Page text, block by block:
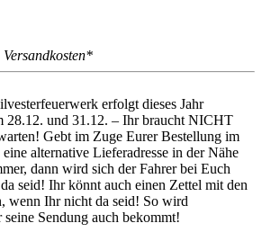
Versandkosten*
erfolgt dieses Jahr
28.12. und 31.12. – Ihr braucht NICHT
Gebt im Zuge Eurer Bestellung im
alternative Lieferadresse in der Nähe
dann wird sich der Fahrer bei Euch
seid! Ihr könnt auch einen Zettel mit den
wenn Ihr nicht da seid! So wird
seine Sendung auch bekommt!